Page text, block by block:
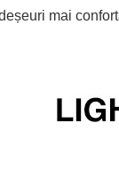
mai